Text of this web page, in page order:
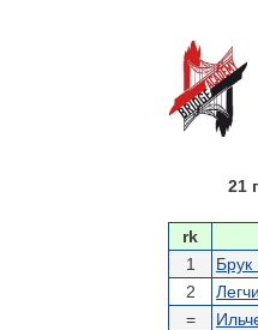
21
rk
1
2
=